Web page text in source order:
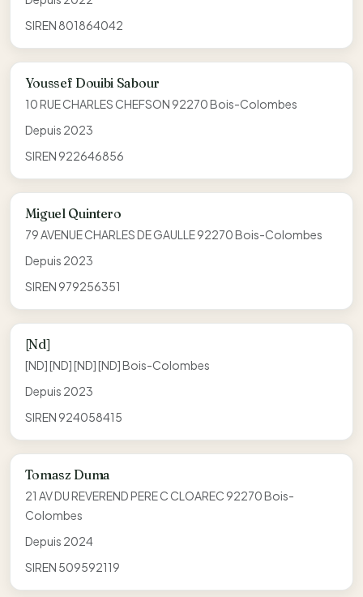
SIREN 801864042
Youssef Douibi Sabour
10 RUE CHARLES CHEFSON 92270 Bois-Colombes
Depuis 2023
SIREN 922646856
Miguel Quintero
79 AVENUE CHARLES DE GAULLE 92270 Bois-Colombes
Depuis 2023
SIREN 979256351
[Nd]
[ND] [ND] [ND] [ND] Bois-Colombes
Depuis 2023
SIREN 924058415
Tomasz Duma
21 AV DU REVEREND PERE C CLOAREC 92270 Bois-
Colombes
Depuis 2024
SIREN 509592119